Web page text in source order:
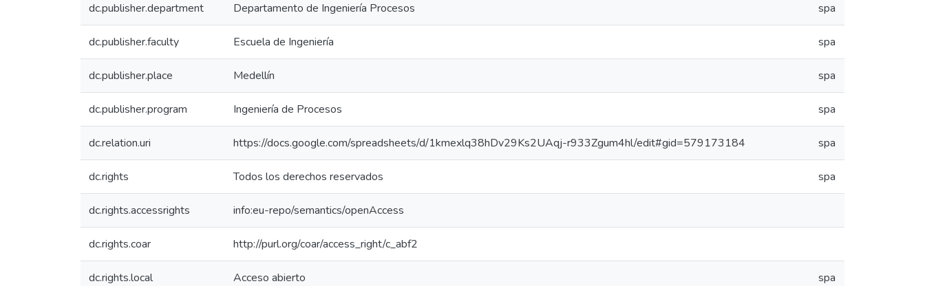
dc.publisher.department Departamento de Ingeniería Procesos spa
dc.publisher.faculty Escuela de Ingeniería spa
dc.publisher.place Medellín spa
dc.publisher.program Ingeniería de Procesos spa
dc.relation.uri https://docs.google.com/spreadsheets/d/1kmexlq38hDv29Ks2UAqj-r933Zgum4hl/edit#gid=579173184 spa
dc.rights Todos los derechos reservados spa
dc.rights.accessrights info:eu-repo/semantics/openAccess
dc.rights.coar http://purl.org/coar/access_right/c_abf2
dc.rights.local Acceso abierto spa